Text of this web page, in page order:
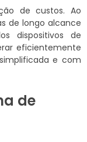
de custos. Ao
de longo alcance
dispositivos de
eficientemente
e com
de